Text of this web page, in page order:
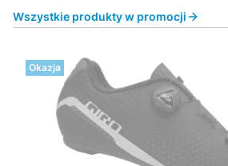
Wszystkie produkty w promocji
Okazja